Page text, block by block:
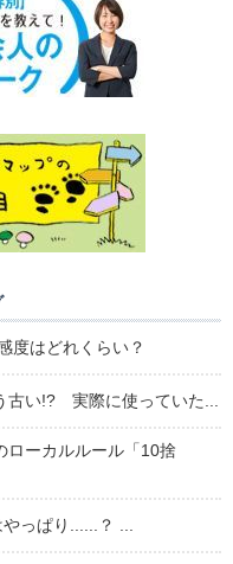
度はどれくらい？
古い!? 実際に使っていた...
ローカルルール「10捨
っぱり......？ ...